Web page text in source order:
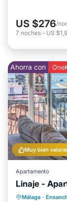
US $276/
7 noches - US
Muy bien
Ahorra con
Apartamento
Linaje -
Málaga ·